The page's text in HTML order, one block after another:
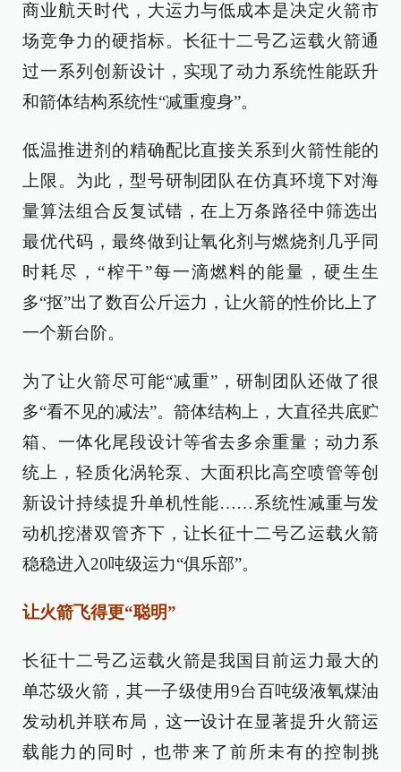
商业航天时代，大运力与低成本是决定火箭市
场竞争力的硬指标。长征十二号乙运载火箭通
过一系列创新设计，实现了动力系统性能跃升
和箭体结构系统性“减重瘦身”。
低温推进剂的精确配比直接关系到火箭性能的
上限。为此，型号研制团队在仿真环境下对海
量算法组合反复试错，在上万条路径中筛选出
最优代码，最终做到让氧化剂与燃烧剂几乎同
时耗尽，“榨干”每一滴燃料的能量，硬生生
多“抠”出了数百公斤运力，让火箭的性价比上了
一个新台阶。
为了让火箭尽可能“减重”，研制团队还做了很
多“看不见的减法”。箭体结构上，大直径共底贮
箱、一体化尾段设计等省去多余重量；动力系
统上，轻质化涡轮泵、大面积比高空喷管等创
新设计持续提升单机性能……系统性减重与发
动机挖潜双管齐下，让长征十二号乙运载火箭
稳稳进入20吨级运力“俱乐部”。
让火箭飞得更“聪明”
长征十二号乙运载火箭是我国目前运力最大的
单芯级火箭，其一子级使用9台百吨级液氧煤油
发动机并联布局，这一设计在显著提升火箭运
载能力的同时，也带来了前所未有的控制挑